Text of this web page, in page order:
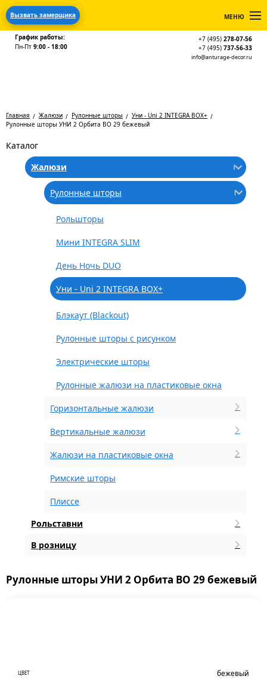
Вызвать замерщика МЕНЮ
График работы:
Пн-Пт 9:00 - 18:00
+7 (495) 278-07-56
+7 (495) 737-56-33
info@anturage-decor.ru
Главная Жалюзи Рулонные шторы
Уни - Uni 2 INTEGRA BOX+
Рулонные шторы УНИ 2 Орбита BO 29 бежевый
Каталог
Жалюзи
Рулонные шторы
Рольшторы
Мини INTEGRA SLIM
День Ночь DUO
Уни - Uni 2 INTEGRA BOX+
Блэкаут (Blackout)
Рулонные шторы с рисунком
Электрические шторы
Рулонные жалюзи на пластиковые окна
Горизонтальные жалюзи
Вертикальные жалюзи
Жалюзи на пластиковые окна
Римские шторы
Плиссе
Рольставни
В розницу
Рулонные шторы УНИ 2 Орбита BO 29 бежевый
ЦВЕТ бежевый